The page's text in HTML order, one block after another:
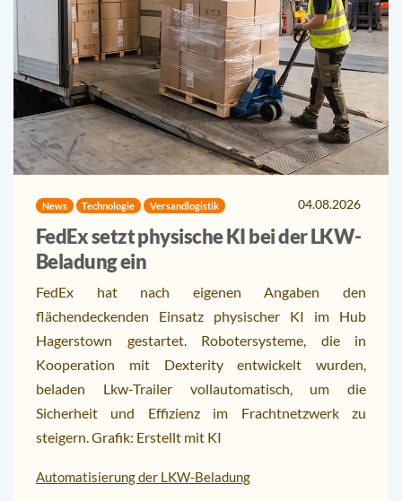
News Technologie Versandlogistik 04.08.2026
FedEx setzt physische KI bei der LKW-
Beladung ein
FedEx hat nach eigenen Angaben den
flächendeckenden Einsatz physischer KI im Hub
Hagerstown gestartet. Robotersysteme, die in
Kooperation mit Dexterity entwickelt wurden,
beladen Lkw-Trailer vollautomatisch, um die
Sicherheit und Effizienz im Frachtnetzwerk zu
steigern. Grafik: Erstellt mit KI
Automatisierung der LKW-Beladung